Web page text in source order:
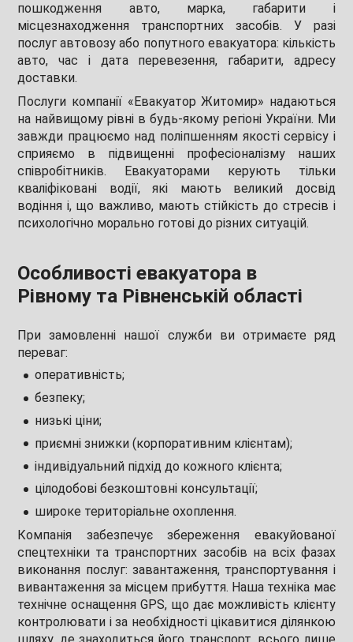
пошкодження авто, марка, габарити і
місцезнаходження транспортних засобів. У разі
послуг автовозу або попутного евакуатора: кількість
авто, час і дата перевезення, габарити, адресу
доставки.
Послуги компанії «Евакуатор Житомир» надаються
на найвищому рівні в будь-якому регіоні України. Ми
завжди працюємо над поліпшенням якості сервісу і
сприяємо в підвищенні професіоналізму наших
співробітників. Евакуаторами керують тільки
кваліфіковані водії, які мають великий досвід
водіння і, що важливо, мають стійкість до стресів і
психологічно морально готові до різних ситуацій.
Особливості евакуатора в
Рівному та Рівненській області
При замовленні нашої служби ви отримаєте ряд
переваг:
оперативність;
безпеку;
низькі ціни;
приємні знижки (корпоративним клієнтам);
індивідуальний підхід до кожного клієнта;
цілодобові безкоштовні консультації;
широке територіальне охоплення.
Компанія забезпечує збереження евакуйованої
спецтехніки та транспортних засобів на всіх фазах
виконання послуг: завантаження, транспортування і
вивантаження за місцем прибуття. Наша техніка має
технічне оснащення GPS, що дає можливість клієнту
контролювати і за необхідності цікавитися ділянкою